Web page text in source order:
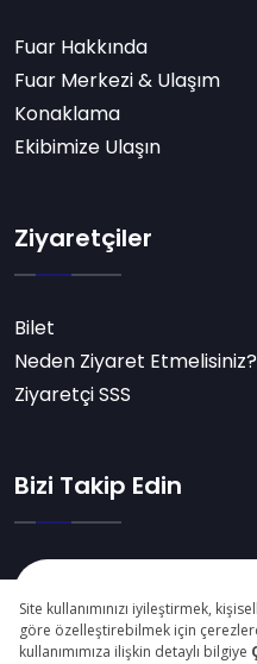
Fuar Hakkında
Fuar Merkezi & Ulaşım
Konaklama
Ekibimize Ulaşın
Ziyaretçiler
Bilet
Neden Ziyaret Etmelisiniz?
Ziyaretçi SSS
Bizi Takip Edin